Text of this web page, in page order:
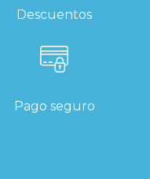
Descuentos
Pago seguro